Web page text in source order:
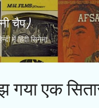
Skip to
चैप)
में हिंदी सिनेमा
एक